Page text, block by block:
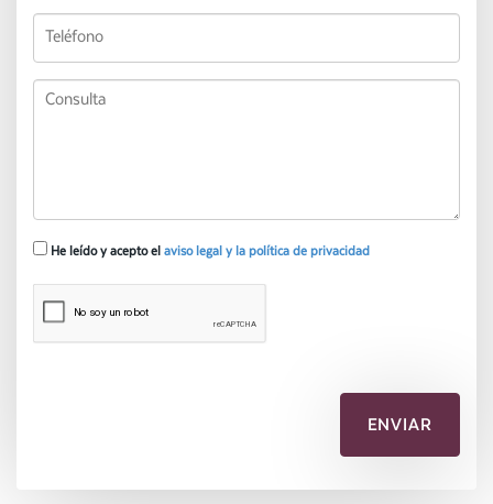
He leído y acepto el aviso legal y la política de privacidad